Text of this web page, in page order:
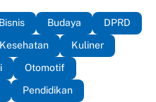
Bisnis Budaya
DPRD
Kesehatan
Kuliner
Otomotif
Pendidikan